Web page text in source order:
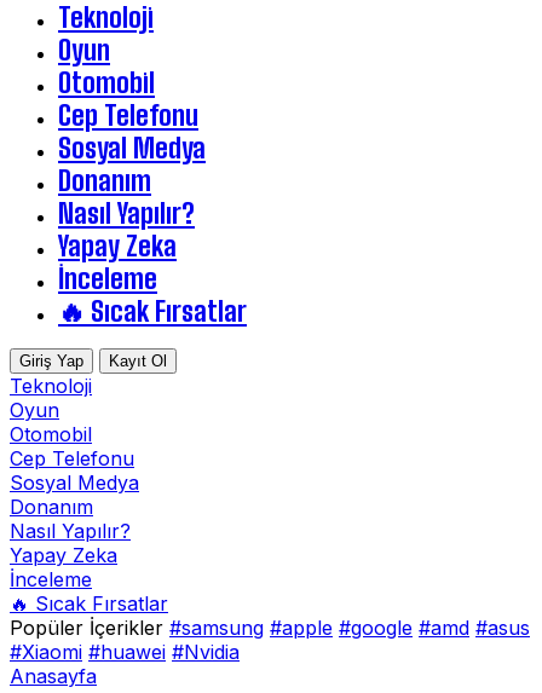
Teknoloji
Oyun
Otomobil
Cep Telefonu
Sosyal Medya
Donanım
Nasıl Yapılır?
Yapay Zeka
İnceleme
🔥 Sıcak Fırsatlar
Giriş Yap Kayıt Ol
Teknoloji
Oyun
Otomobil
Cep Telefonu
Sosyal Medya
Donanım
Nasıl Yapılır?
Yapay Zeka
İnceleme
🔥 Sıcak Fırsatlar
Popüler İçerikler #samsung #apple #google #amd #asus
#Xiaomi #huawei #Nvidia
Anasayfa